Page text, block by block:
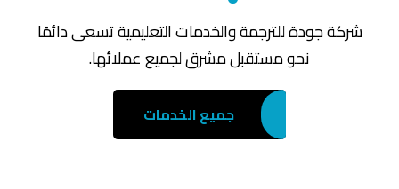
شركة جودة للترجمة والخدمات التعليمية تسعى دائمًا
نحو مستقبل مشرق لجميع عملائها.
جميع الخدمات